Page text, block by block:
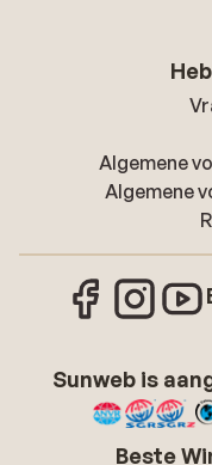
Algemene
Algemene
Sunweb is
Beste